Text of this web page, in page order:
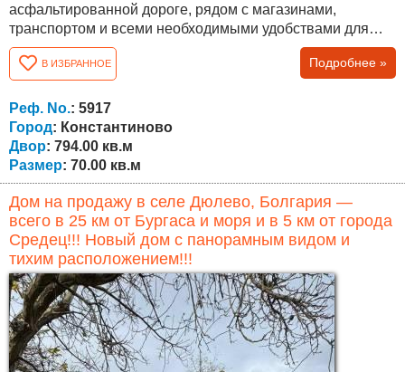
асфальтированной дороге, рядом с магазинами,
транспортом и всеми необходимыми удобствами для
постоянного проживания. Дом состоит из основной
жилой части с тремя комнатами и коридором, а также
пристроенного дополнительного помещения с двумя
комнатами и ванной с туалетом. Обе части могут быть
объединены в одно более просторное и
функциональное...
В ИЗБРАННОЕ Подробнее »
Реф. No.: 5917
Город: Константиново
Двор: 794.00 кв.м
Размер: 70.00 кв.м
Дом на продажу в селе Дюлево, Болгария —
всего в 25 км от Бургаса и моря и в 5 км от города
Средец!!! Новый дом с панорамным видом и
тихим расположением!!!